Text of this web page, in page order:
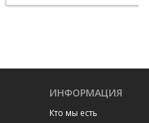
ИНФОРМАЦИЯ
Кто мы есть